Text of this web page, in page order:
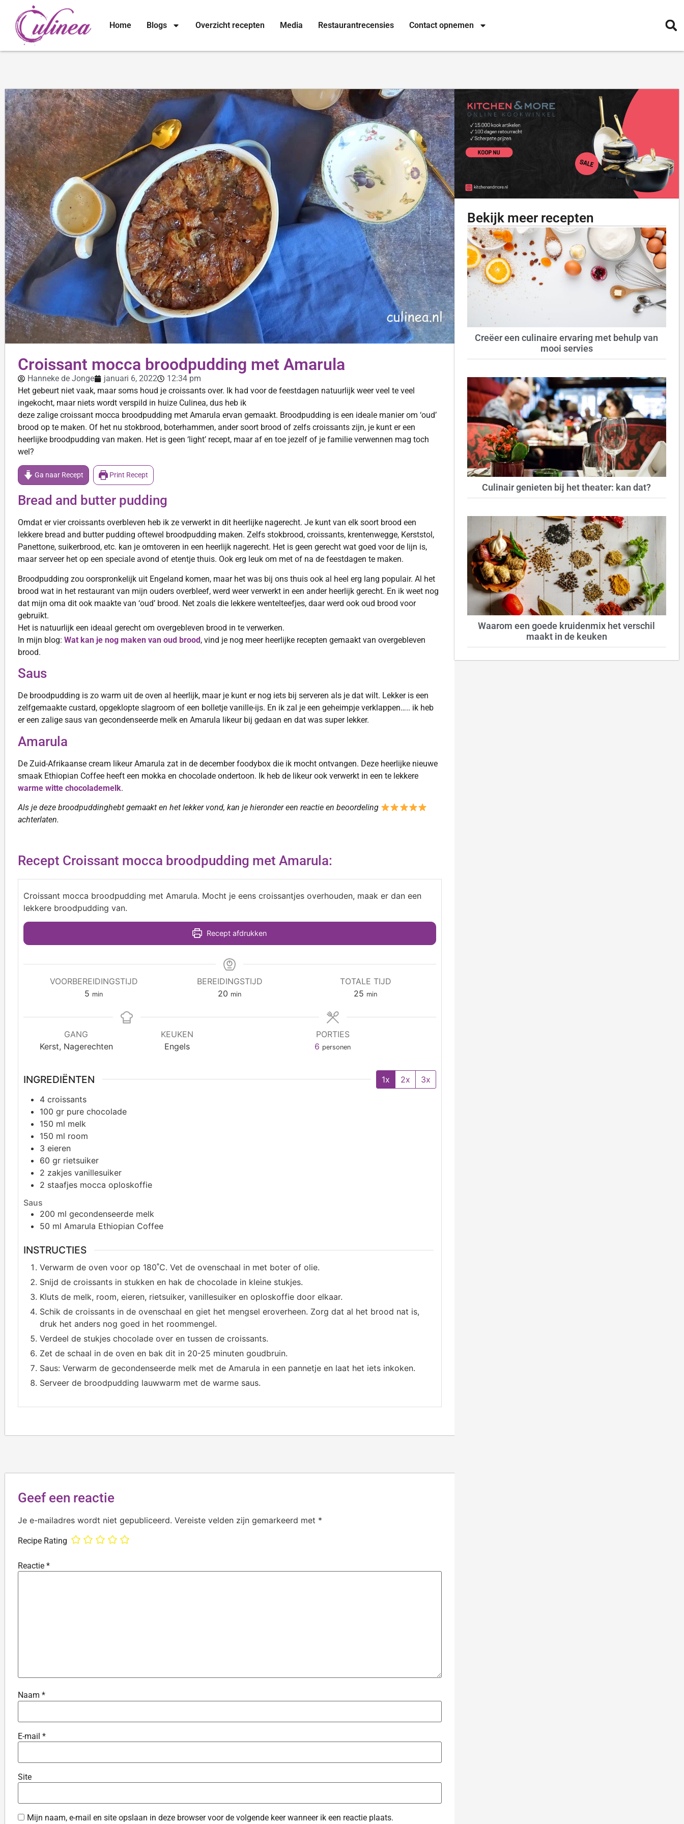
Home Blogs Overzicht recepten Media Restaurantrecensies Contact opnemen
Croissant mocca broodpudding met Amarula
Hanneke de Jonge januari 6, 2022
12:34 pm
Het gebeurt niet vaak, maar soms houd je croissants over. Ik had voor de feestdagen natuurlijk weer veel te veel
ingekocht, maar niets wordt verspild in huize Culinea, dus heb ik
deze zalige croissant mocca broodpudding met Amarula ervan gemaakt. Broodpudding is een ideale manier om ‘oud’
brood op te maken. Of het nu stokbrood, boterhammen, ander soort brood of zelfs croissants zijn, je kunt er een
heerlijke broodpudding van maken. Het is geen ‘light’ recept, maar af en toe jezelf of je familie verwennen mag toch
wel?
Ga naar Recept Print Recept
Bread and butter pudding
Omdat er vier croissants overbleven heb ik ze verwerkt in dit heerlijke nagerecht. Je kunt van elk soort brood een
lekkere bread and butter pudding oftewel broodpudding maken. Zelfs stokbrood, croissants, krentenwegge, Kerststol,
Panettone, suikerbrood, etc. kan je omtoveren in een heerlijk nagerecht. Het is geen gerecht wat goed voor de lijn is,
maar serveer het op een speciale avond of etentje thuis. Ook erg leuk om met of na de feestdagen te maken.
Broodpudding zou oorspronkelijk uit Engeland komen, maar het was bij ons thuis ook al heel erg lang populair. Al het
brood wat in het restaurant van mijn ouders overbleef, werd weer verwerkt in een ander heerlijk gerecht. En ik weet nog
dat mijn oma dit ook maakte van ‘oud’ brood. Net zoals die lekkere wentelteefjes, daar werd ook oud brood voor
gebruikt.
Het is natuurlijk een ideaal gerecht om overgebleven brood in te verwerken.
In mijn blog: Wat kan je nog maken van oud brood, vind je nog meer heerlijke recepten gemaakt van overgebleven
brood.
Saus
De broodpudding is zo warm uit de oven al heerlijk, maar je kunt er nog iets bij serveren als je dat wilt. Lekker is een
zelfgemaakte custard, opgeklopte slagroom of een bolletje vanille-ijs. En ik zal je een geheimpje verklappen….. ik heb
er een zalige saus van gecondenseerde melk en Amarula likeur bij gedaan en dat was super lekker.
Amarula
De Zuid-Afrikaanse cream likeur Amarula zat in de december foodybox die ik mocht ontvangen. Deze heerlijke nieuwe
smaak Ethiopian Coffee heeft een mokka en chocolade ondertoon. Ik heb de likeur ook verwerkt in een te lekkere
warme witte chocolademelk.
Als je deze broodpuddinghebt gemaakt en het lekker vond, kan je hieronder een reactie en beoordeling
achterlaten.
Recept Croissant mocca broodpudding met Amarula:
Croissant mocca broodpudding met Amarula. Mocht je eens croissantjes overhouden, maak er dan een
lekkere broodpudding van.
Recept afdrukken
VOORBEREIDINGSTIJD
5 min
BEREIDINGSTIJD
20 min
TOTALE TIJD
25 min
GANG
Kerst, Nagerechten
KEUKEN
Engels
PORTIES
6 personen
INGREDIËNTEN 1x 2x
3x
4 croissants
100 gr pure chocolade
150 ml melk
150 ml room
3 eieren
60 gr rietsuiker
2 zakjes vanillesuiker
2 staafjes mocca oploskoffie
Saus
200 ml gecondenseerde melk
50 ml Amarula Ethiopian Coffee
INSTRUCTIES
Verwarm de oven voor op 180˚C. Vet de ovenschaal in met boter of olie.
Snijd de croissants in stukken en hak de chocolade in kleine stukjes.
Kluts de melk, room, eieren, rietsuiker, vanillesuiker en oploskoffie door elkaar.
Schik de croissants in de ovenschaal en giet het mengsel eroverheen. Zorg dat al het brood nat is,
druk het anders nog goed in het roommengel.
Verdeel de stukjes chocolade over en tussen de croissants.
Zet de schaal in de oven en bak dit in 20-25 minuten goudbruin.
Saus: Verwarm de gecondenseerde melk met de Amarula in een pannetje en laat het iets inkoken.
Serveer de broodpudding lauwwarm met de warme saus.
Bekijk meer recepten
Creëer een culinaire ervaring met behulp van
mooi servies
Culinair genieten bij het theater: kan dat?
Waarom een goede kruidenmix het verschil
maakt in de keuken
Geef een reactie
Je e-mailadres wordt niet gepubliceerd. Vereiste velden zijn gemarkeerd met *
Recipe Rating
Reactie *
Naam *
E-mail *
Site
Mijn naam, e-mail en site opslaan in deze browser voor de volgende keer wanneer ik een reactie plaats.